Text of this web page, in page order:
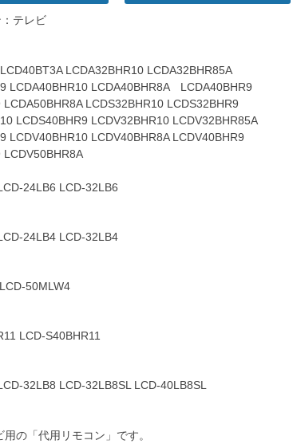
テレビ
LCDA32BHR10 LCDA32BHR85A
LCDA40BHR10 LCDA40BHR8A LCDA40BHR9
LCDA50BHR8A LCDS32BHR10 LCDS32BHR9
LCDS40BHR9 LCDV32BHR10 LCDV32BHR85A
LCDV40BHR10 LCDV40BHR8A LCDV40BHR9
LCDV50BHR8A
24LB6 LCD-32LB6
24LB4 LCD-32LB4
50MLW4
LCD-S40BHR11
32LB8 LCD-32LB8SL LCD-40LB8SL
用の「代用リモコン」です。